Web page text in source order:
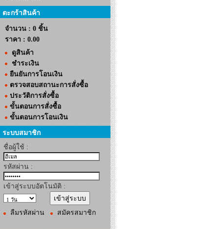
ตะกร้าสินค้า
จำนวน : 0 ชิ้น
ราคา : 0.00
ดูสินค้า
ชำระเงิน
ยืนยันการโอนเงิน
ตรวจสอบสถานะการสั่งซื้อ
ประวัติการสั่งซื้อ
ขั้นตอนการสั่งซื้อ
ขั้นตอนการโอนเงิน
ระบบสมาชิก
ชื่อผู้ใช้ :
รหัสผ่าน :
เข้าสู่ระบบอัตโนมัติ :
ลืมรหัสผ่าน สมัครสมาชิก